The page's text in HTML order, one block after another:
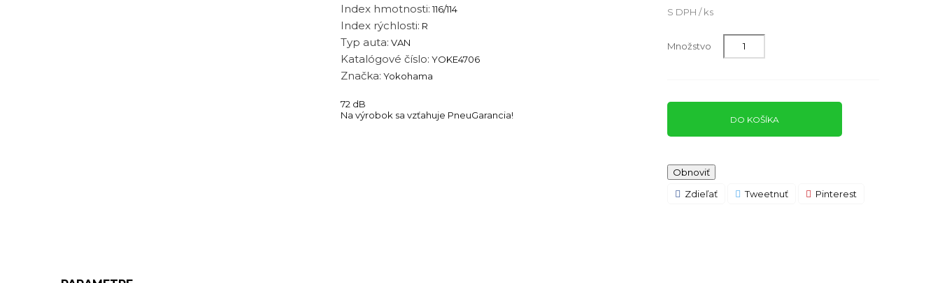
Index hmotnosti: 116/114
Index rýchlosti: R
Typ auta: VAN
Katalógové číslo: YOKE4706
Značka: Yokohama
72 dB
Na výrobok sa vzťahuje PneuGarancia!
S DPH / ks
Množstvo
DO KOŠÍKA
Zdieľať Tweetnuť Pinterest